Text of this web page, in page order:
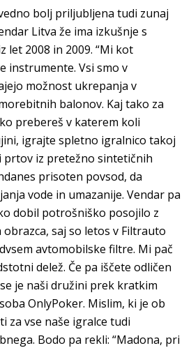
bolj priljubljena tudi zunaj
Litva že ima izkušnje s
let 2008 in 2009. “Mi kot
instrumente. Vsi smo v
možnost ukrepanja v
balonov. Kaj tako za
prebereš v katerem koli
igrajte spletno igralnico takoj
prtov iz pretežno sintetičnih
prisoten povsod, da
vode in umazanije. Vendar pa
dobil potrošniško posojilo z
saj so letos v Filtrauto
avtomobilske filtre. Mi pač
delež. Če pa iščete odličen
je naši družini prek kratkim
OnlyPoker. Mislim, ki je ob
za vse naše igralce tudi
Bodo pa rekli: “Madona, pri